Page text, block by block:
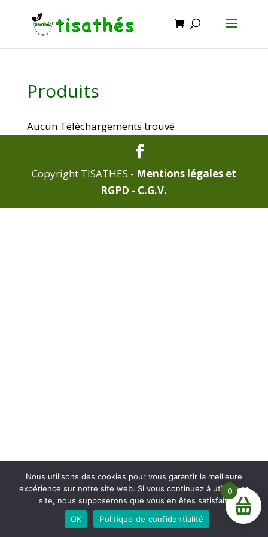
La boutique est en construction, pas de commande pour
l'instant. Merci de votre patience.Ignorer
Produits
Aucun Téléchargements trouvé.
Copyright TISATHES - Mentions légales et
RGPD - C.G.V.
0
Nous utilisons des cookies pour vous garantir la meilleure
expérience sur notre site web. Si vous continuez à utiliser ce
site, nous supposerons que vous en êtes satisfait.
OK
Politique de confidentialité